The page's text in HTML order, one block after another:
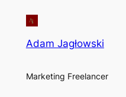
Adam Jagłowski
Marketing Freelancer